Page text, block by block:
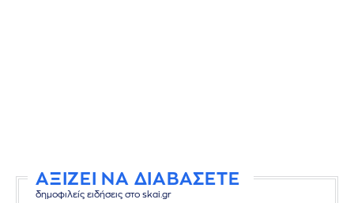
ΑΞΙΖΕΙ ΝΑ ΔΙΑΒΑΣΕΤΕ
δημοφιλείς ειδήσεις στο skai.gr